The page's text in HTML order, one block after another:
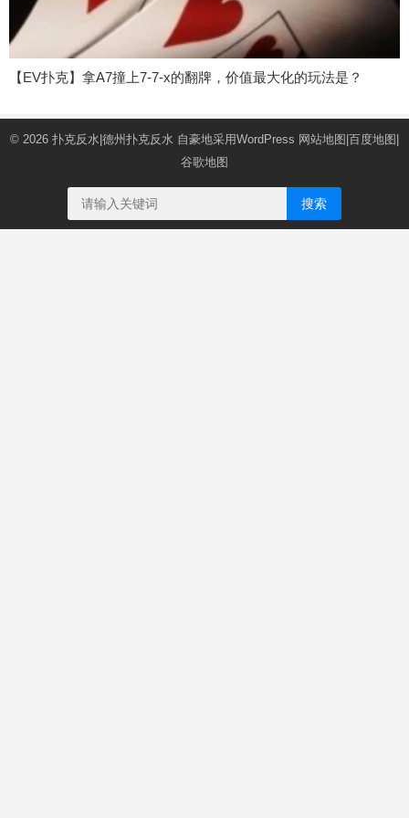
【EV扑克】拿A7撞上7-7-x的翻牌，价值最大化的玩法是？
© 2026 扑克反水|德州扑克反水 自豪地采用WordPress 网站地图|百度地图|
谷歌地图
搜索